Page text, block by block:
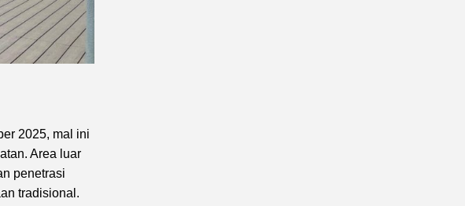
2025, mal ini
Area luar
penetrasi
tradisional.